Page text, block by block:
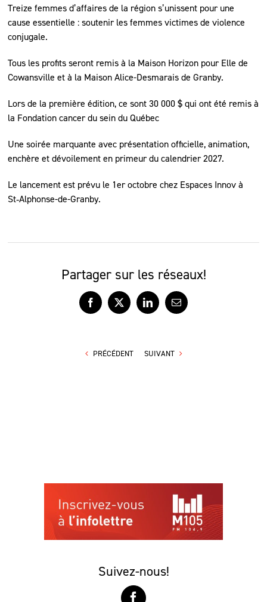
Treize femmes d’affaires de la région s’unissent pour une
cause essentielle : soutenir les femmes victimes de violence
conjugale.
Tous les profits seront remis à la Maison Horizon pour Elle de
Cowansville et à la Maison Alice-Desmarais de Granby.
Lors de la première édition, ce sont 30 000 $ qui ont été remis à
la Fondation cancer du sein du Québec
Une soirée marquante avec présentation officielle, animation,
enchère et dévoilement en primeur du calendrier 2027.
Le lancement est prévu le 1er octobre chez Espaces Innov à
St‑Alphonse-de-Granby.
Partager sur les réseaux!
Facebook
X LinkedInCourriel
PRÉCÉDENT SUIVANT
Suivez-nous!